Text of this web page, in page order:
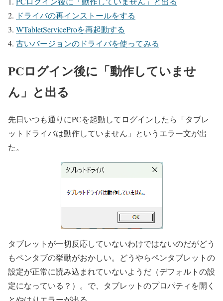
ドライバの再インストールをする
WTabletServiceProを再起動する
古いバージョンのドライバを使ってみる
PCログイン後に「動作していませ
ん」と出る
先日いつも通りにPCを起動してログインしたら「タブレ
ットドライバは動作していません」というエラー文が出
た。
タブレットが一切反応していないわけではないのだがどう
もペンタブの挙動がおかしい。どうやらペンタブレットの
設定が正常に読み込まれていないようだ（デフォルトの設
定になっている？）。で、タブレットのプロパティを開く